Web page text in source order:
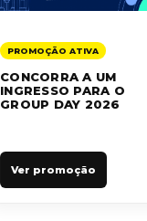
PROMOÇÃO ATIVA
CONCORRA A UM
INGRESSO PARA O
GROUP DAY 2026
Ver promoção